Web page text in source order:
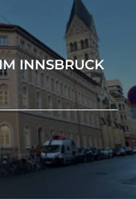
INNSBRUCK